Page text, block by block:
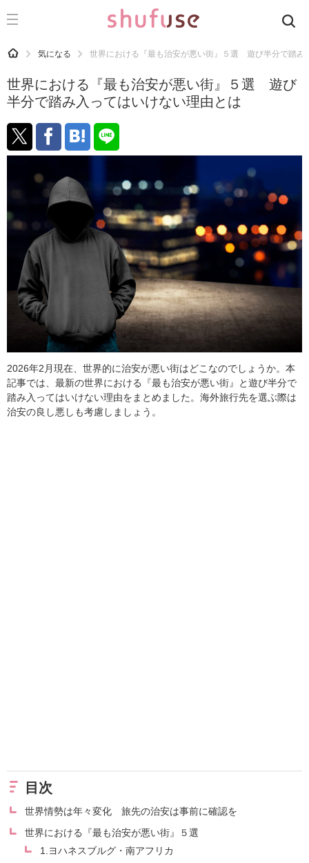
CATEGORY 記事カテゴリ
運気
洗濯
生活の知恵
お金
掃除
マナー
趣味
食材辞典
おすすめ
HOME 気になる 世界における『最も治安が悪い街』５選 遊び半分で踏み
世界における『最も治安が悪い街』５選 遊び
半分で踏み入ってはいけない理由とは
2026年2月現在、世界的に治安が悪い街はどこなのでしょうか。本
記事では、最新の世界における『最も治安が悪い街』と遊び半分で
踏み入ってはいけない理由をまとめました。海外旅行先を選ぶ際は
治安の良し悪しも考慮しましょう。
目次
世界情勢は年々変化 旅先の治安は事前に確認を
世界における『最も治安が悪い街』５選
1.ヨハネスブルグ・南アフリカ